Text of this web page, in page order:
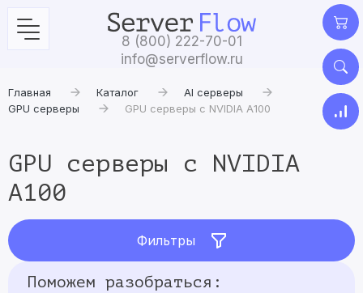
8 (800) 222-70-01
info@serverflow.ru
Главная Каталог
AI серверы
GPU серверы
GPU серверы с NVIDIA A100
GPU серверы с NVIDIA
A100
Фильтры
Поможем разобраться: